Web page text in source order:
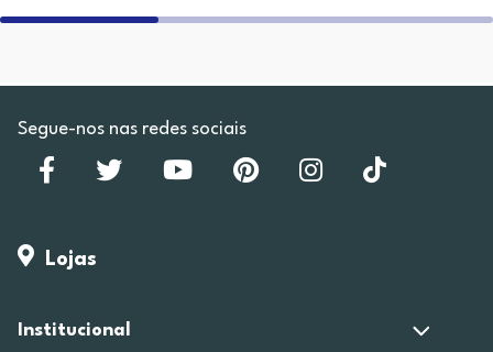
Segue-nos nas redes sociais
Lojas
Institucional